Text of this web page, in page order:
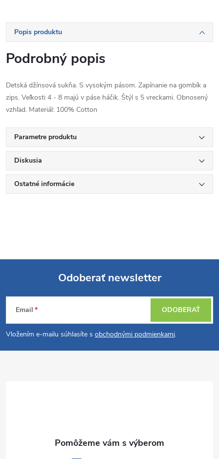
Popis produktu
Podrobný popis
Detská džínsová sukňa. S vysokým pásom. Zapínanie na gombík a
zips. Veľkosti 4 - 8 majú v páse háčik. Štýl s 5 vreckami. Obnosený
vzhľad. Materiál: 100% Cotton
Parametre produktu
Diskusia
Ostatné informácie
Z
á
p
Odoberať newsletter
Email
Vložením e-mailu súhlasíte s obchodnými podmienkami.
ODOBERAŤ